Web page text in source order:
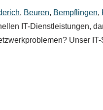
, Beuren, Bempflingen,
IT-Dienstleistungen,
Unser